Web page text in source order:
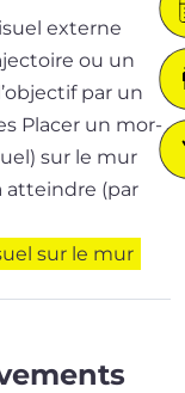
externe
ou un
par un
Placer un mor­
sur le mur
atteindre (par
sur le mur